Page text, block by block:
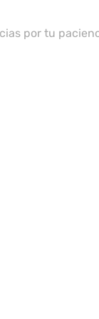
por tu